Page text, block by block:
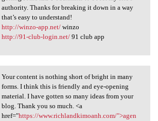
authority. Thanks for breaking it down in a way
that’s easy to understand!
http://winzo-app.net/winzo
http://91-club-login.net/91 club app
content is nothing short
Your content is nothing short of bright in many
forms. I think this is friendly and eye-opening
material. I have gotten so many ideas from your
blog. Thank you so much. <a
href="https://www.richlandkimoanh.com/">agen